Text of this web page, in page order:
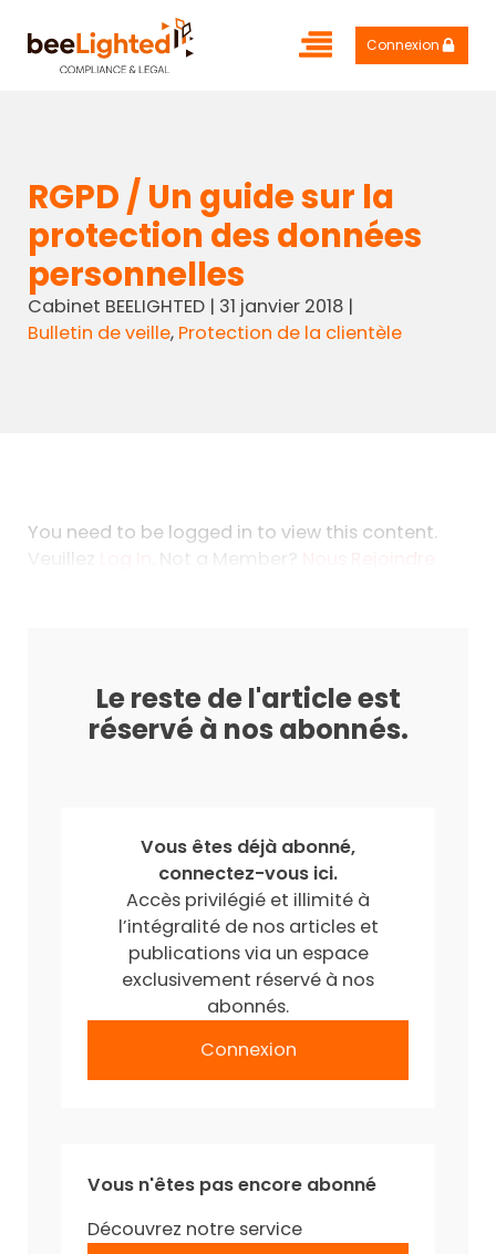
Connexion
RGPD / Un guide sur la
protection des données
personnelles
Cabinet BEELIGHTED| 31 janvier 2018|
Bulletin de veille, Protection de la clientèle
You need to be logged in to view this content.
Veuillez
. Not a Member?
Le reste de l'article est
réservé à nos abonnés.
Vous êtes déjà abonné,
connectez-vous ici.
Accès privilégié et illimité à
l’intégralité de nos articles et
publications via un espace
exclusivement réservé à nos
abonnés.
Connexion
Vous n'êtes pas encore abonné
Découvrez notre service